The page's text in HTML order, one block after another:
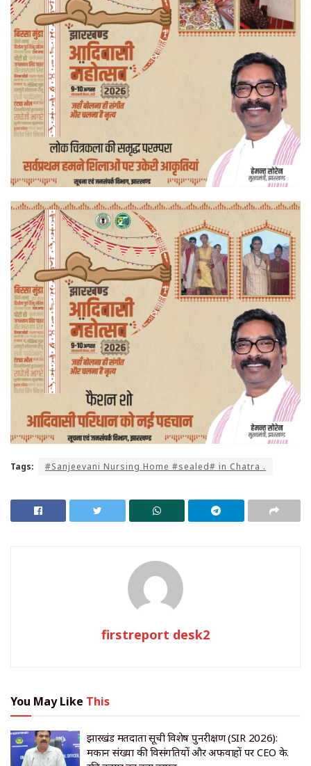
Tags: #Sanjeevani Nursing Home #sealed# in Chatra .
firstreport desk2
You May Like This
झारखंड मतदाता सूची विशेष पुनरीक्षण (SIR 2026):
मकान संख्या की विसंगतियों और अफवाहों पर CEO के.